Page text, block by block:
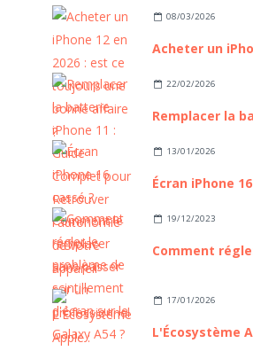
08/03/2026
22/02/2026
13/01/2026
19/12/2023
17/01/2026